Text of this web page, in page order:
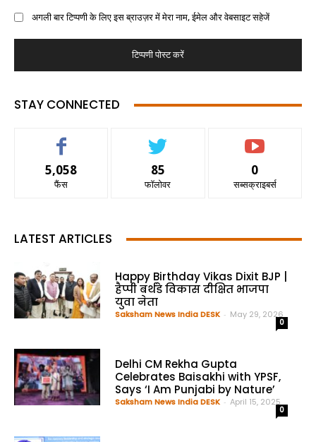
अगली बार टिप्पणी के लिए इस ब्राउज़र में मेरा नाम, ईमेल और वेबसाइट सहेजें
STAY CONNECTED
5,058
फैंस
85
फॉलोवर
0
सब्सक्राइबर्स
LATEST ARTICLES
Happy Birthday Vikas Dixit BJP |
हैप्पी बर्थडे विकास दीक्षित भाजपा
युवा नेता
Saksham News India DESK - May 29, 2026
0
Delhi CM Rekha Gupta
Celebrates Baisakhi with YPSF,
Says ‘I Am Punjabi by Nature’
Saksham News India DESK - April 15, 2025
0